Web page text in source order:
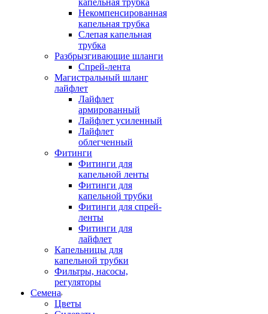
капельная трубка
Некомпенсированная
капельная трубка
Слепая капельная
трубка
Разбрызгивающие шланги
Спрей-лента
Магистральный шланг
лайфлет
Лайфлет
армированный
Лайфлет усиленный
Лайфлет
облегченный
Фитинги
Фитинги для
капельной ленты
Фитинги для
капельной трубки
Фитинги для спрей-
ленты
Фитинги для
лайфлет
Капельницы для
капельной трубки
Фильтры, насосы,
регуляторы
Семена
Цветы